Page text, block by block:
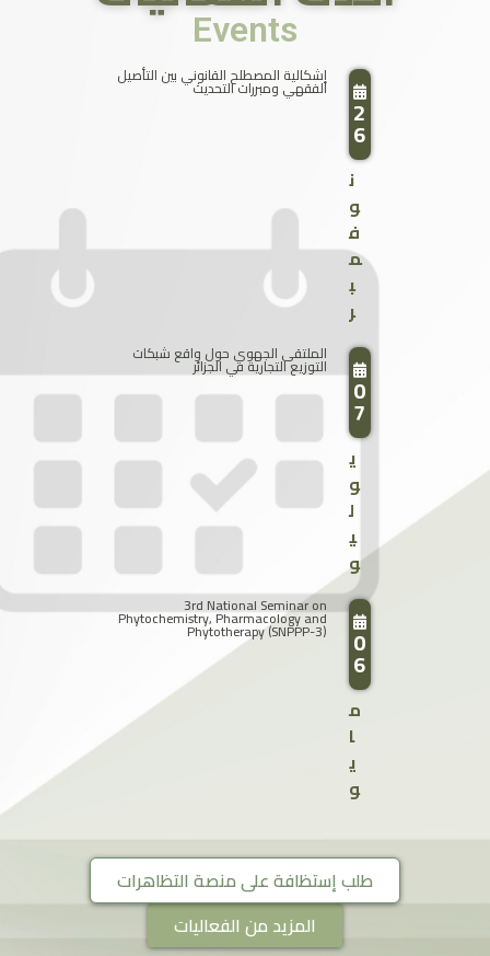
Events
2
6
ن
و
ف
م
ب
ر
إشكالية المصطلح القانوني بين التأصيل
الفقهي ومبررات التحديث
0
7
ي
و
ل
ي
و
الملتقى الجهوي حول واقع شبكات
التوزيع التجارية في الجزائر
0
6
م
ا
ي
و
3rd National Seminar on
Phytochemistry, Pharmacology and
Phytotherapy (SNPPP-3)
المزيد من الفعاليات
طلب إستظافة على منصة التظاهرات